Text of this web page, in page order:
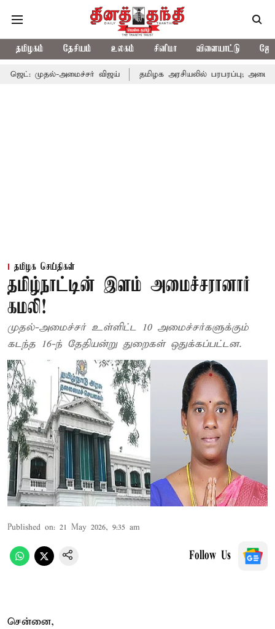
தமிழகம் தேசியம் உலகம் சினிமா விளையாட்டு
அமைச்சர் விஜய் தமிழக அரசியலில் பரபரப்பு; அமைச்சர் ஆனந்த்
தமிழக செய்திகள்
தமிழ்நாட்டின் இளம் அமைச்சரானார்
கமலி!
முதல்-அமைச்சர் உள்ளிட்ட 10 அமைச்சர்களுக்கும்
கடந்த 16-ந் தேதியன்று துறைகள் ஒதுக்கப்பட்டன.
Published on: 21 May 2026, 9:35 am
Follow Us
சென்னை,